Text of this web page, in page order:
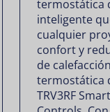
termostática
inteligente
cualquier
confort y
de
termostática
TRV3RF